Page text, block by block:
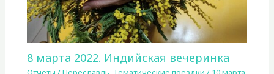
8 марта 2022. Индийская вечеринка